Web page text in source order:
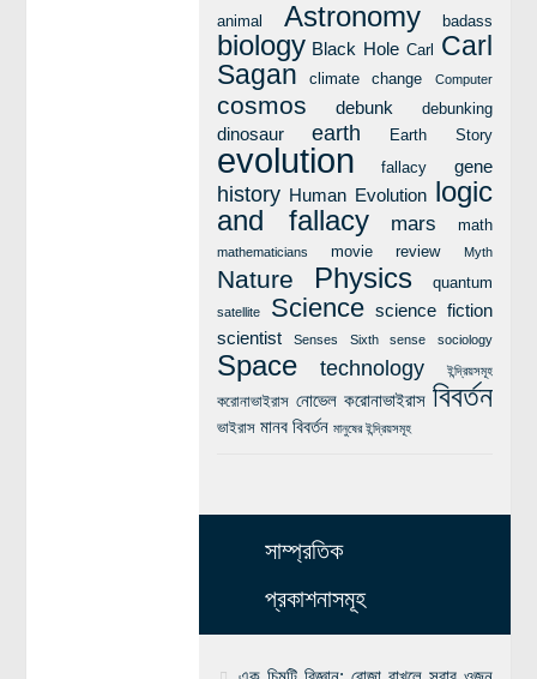
animal Astronomy badass
biology Black Hole Carl
Carl
Sagan
climate change Computer
cosmos debunk debunking
dinosaur earth Earth Story
evolution fallacy gene
history Human Evolution
logic
and fallacy
mars math
mathematicians movie review Myth
Nature Physics quantum
satellite Science science fiction
scientist
Senses Sixth sense sociology
Space technology ইন্দ্রিয়সমূহ
করোনাভাইরাস নোভেল করোনাভাইরাস বিবর্তন
ভাইরাস মানব বিবর্তন মানুষের ইন্দ্রিয়সমূহ
সাম্প্রতিক
প্রকাশনাসমূহ